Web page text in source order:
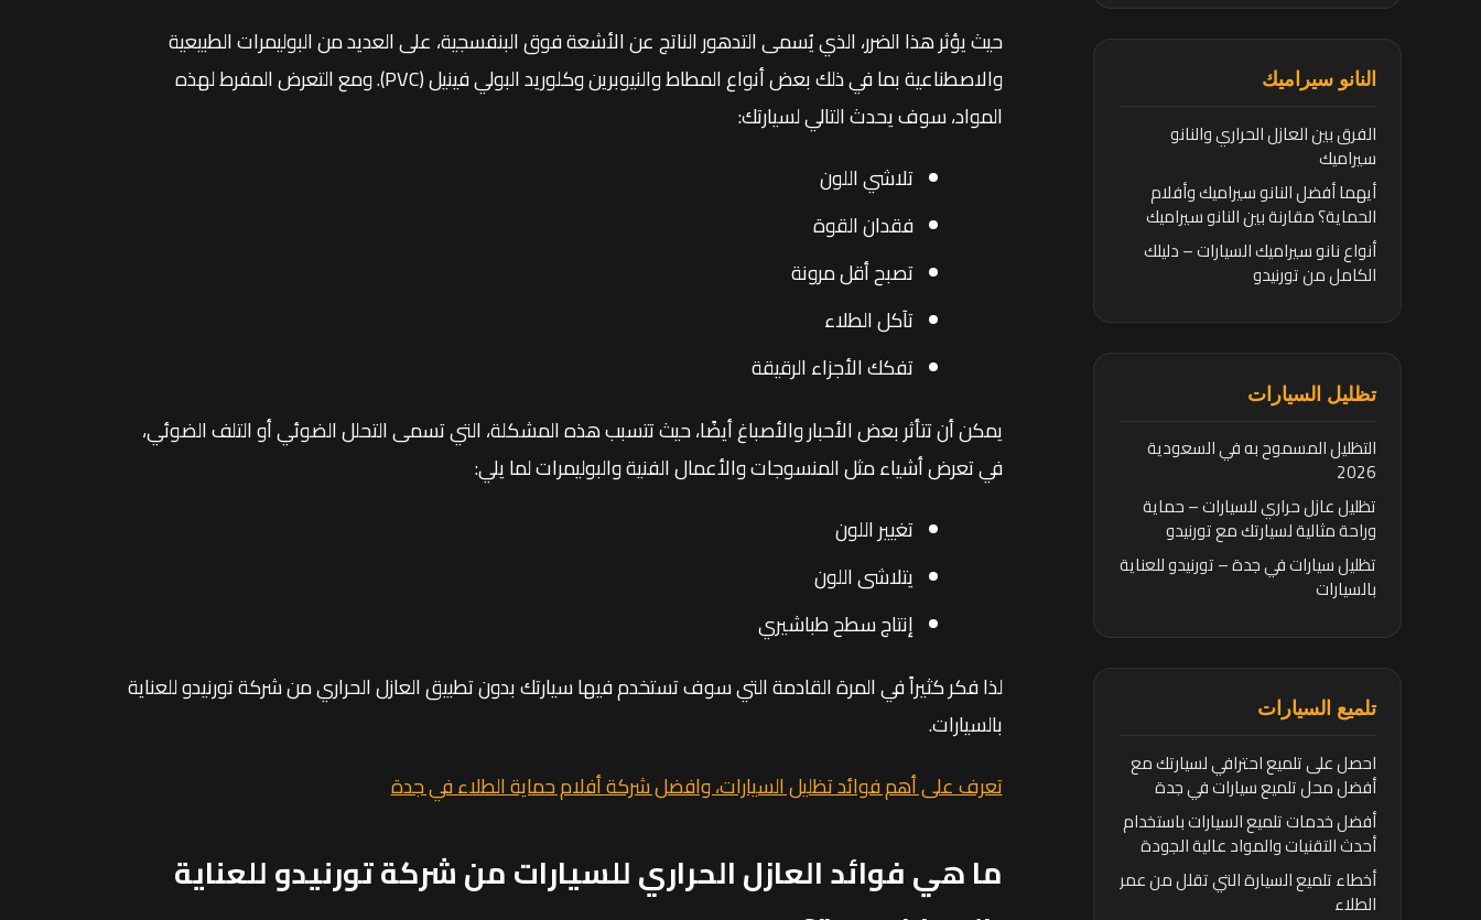
النانو سيراميك
الفرق بين العازل الحراري والنانو
سيراميك
أيهما أفضل النانو سيراميك وأفلام
الحماية؟ مقارنة بين النانو سيراميك
وأفلام الحماية
أنواع نانو سيراميك السيارات – دليلك
الكامل من تورنيدو
تظليل السيارات
التظليل المسموح به في السعودية
2026
تظليل عازل حراري للسيارات – حماية
وراحة مثالية لسيارتك مع تورنيدو
تظليل سيارات في جدة – تورنيدو للعناية
بالسيارات
تلميع السيارات
احصل على تلميع احترافي لسيارتك مع
أفضل محل تلميع سيارات في جدة
أفضل خدمات تلميع السيارات باستخدام
أحدث التقنيات والمواد عالية الجودة
أخطاء تلميع السيارة التي تقلل من عمر
الطلاء
حيث يؤثر هذا الضرر، الذي يُسمى التدهور الناتج عن الأشعة فوق البنفسجية، على العديد من البوليمرات الطبيعية
والاصطناعية بما في ذلك بعض أنواع المطاط والنيوبرين وكلوريد البولي فينيل (PVC). ومع التعرض المفرط لهذه
المواد، سوف يحدث التالي لسيارتك:
تلاشي اللون
فقدان القوة
تصبح أقل مرونة
تآكل الطلاء
تفكك الأجزاء الرقيقة
يمكن أن تتأثر بعض الأحبار والأصباغ أيضًا، حيث تتسبب هذه المشكلة، التي تسمى التحلل الضوئي أو التلف الضوئي،
في تعرض أشياء مثل المنسوجات والأعمال الفنية والبوليمرات لما يلي:
تغيير اللون
يتلاشى اللون
إنتاج سطح طباشيري
لذا فكر كثيراً في المرة القادمة التي سوف تستخدم فيها سيارتك بدون تطبيق العازل الحراري من شركة تورنيدو للعناية
بالسيارات.
تعرف على أهم فوائد تظليل السيارات، وافضل شركة أفلام حماية الطلاء في جدة
ما هي فوائد العازل الحراري للسيارات من شركة تورنيدو للعناية